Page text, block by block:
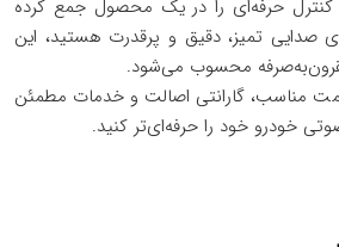
حرفه‌ای را در یک محصول جمع کرده
صدایی تمیز، دقیق و پرقدرت هستید، این
محسوب می‌شود.
مناسب، گارانتی اصالت و خدمات مطمئن
خودرو خود را حرفه‌ای‌تر کنید.